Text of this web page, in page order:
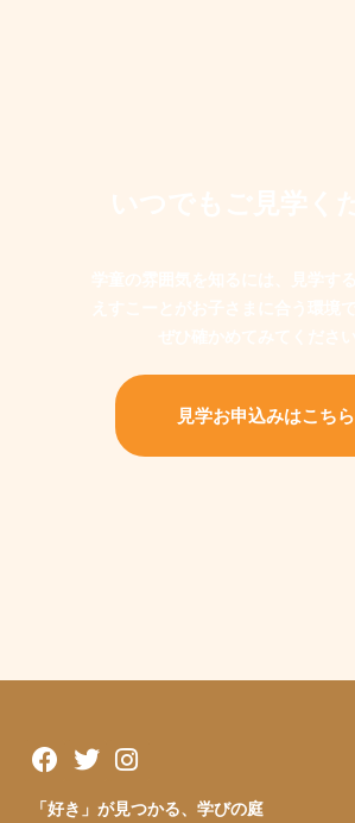
見学お申込みはこちら
「好き」が見つかる、学びの庭